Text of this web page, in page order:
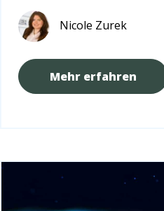
Nicole Zurek
Mehr erfahren